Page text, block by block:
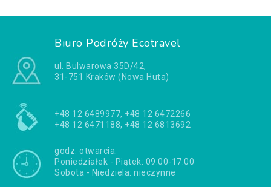
Biuro Podróży Ecotravel
ul. Bulwarowa 35D/42,
31-751 Kraków (Nowa Huta)
+48 12 6489977, +48 12 6472266
+48 12 6471188, +48 12 6813692
godz. otwarcia:
Poniedziałek - Piątek: 09:00-17:00
Sobota - Niedziela: nieczynne